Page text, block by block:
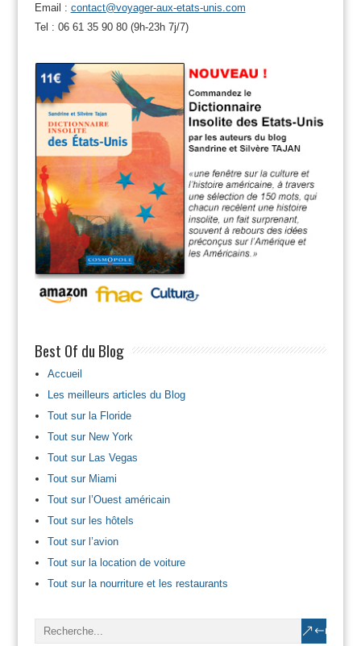
Email : contact@voyager-aux-etats-unis.com
Tel : 06 61 35 90 80 (9h-23h 7j/7)
Best Of du Blog
Accueil
Les meilleurs articles du Blog
Tout sur la Floride
Tout sur New York
Tout sur Las Vegas
Tout sur Miami
Tout sur l’Ouest américain
Tout sur les hôtels
Tout sur l’avion
Tout sur la location de voiture
Tout sur la nourriture et les restaurants